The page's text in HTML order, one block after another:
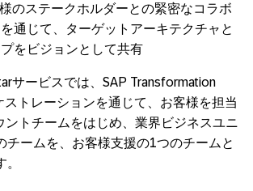
のステークホルダーとの緊密なコラボ
通じて、ターゲットアーキテクチャと
をビジョンとして共有
サービスでは、SAP Transformation
ストレーションを通じて、お客様を担当
ントチームをはじめ、業界ビジネスユニ
チームを、お客様支援の1つのチームと